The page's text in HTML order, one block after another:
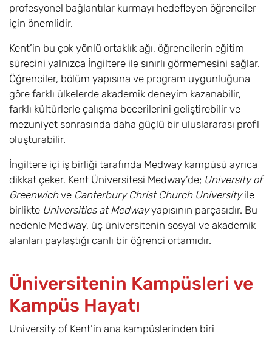
Kimya /
Chemistry BSc
6 Eylül £23.500
Kimya ve Adli
Bilim / Chemistry
with Forensic
Science BSc
(Hons)
6 Eylül £0
Klasik Çalışmalar
/ Classical
Studies BA
(Hons)
Klasik Çalışmalar
ve Arkeoloji /
Classical Studies
BA (Hons)
Eylül £0
Bilgisayar
Bilimleri (Yapay
Zeka) /
6
profesyonel bağlantılar kurmayı hedefleyen öğrenciler
için önemlidir.
Kent’in bu çok yönlü ortaklık ağı, öğrencilerin eğitim
sürecini yalnızca İngiltere ile sınırlı görmemesini sağlar.
Öğrenciler, bölüm yapısına ve program uygunluğuna
göre farklı ülkelerde akademik deneyim kazanabilir,
farklı kültürlerle çalışma becerilerini geliştirebilir ve
mezuniyet sonrasında daha güçlü bir uluslararası profil
oluşturabilir.
İngiltere içi iş birliği tarafında Medway kampüsü ayrıca
dikkat çeker. Kent Üniversitesi Medway’de; University of
Greenwichve Canterbury Christ Church Universityile
birlikte Universities at Medwayyapısının parçasıdır. Bu
nedenle Medway, üç üniversitenin sosyal ve akademik
alanları paylaştığı canlı bir öğrenci ortamıdır.
Üniversitenin Kampüsleri ve
Kampüs Hayatı
University of Kent’in ana kampüslerinden biri